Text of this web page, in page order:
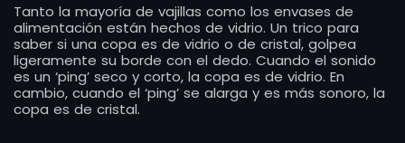
Tanto la mayoría de vajillas como los envases de
alimentación están hechos de vidrio. Un trico para
saber si una copa es de vidrio o de cristal, golpea
ligeramente su borde con el dedo. Cuando el sonido
es un ‘ping’ seco y corto, la copa es de vidrio. En
cambio, cuando el ‘ping’ se alarga y es más sonoro, la
copa es de cristal.